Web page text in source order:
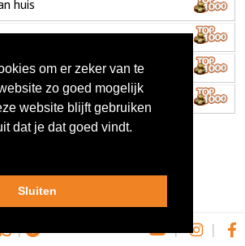
huis
de kroeg
| | |
om er zeker van te
zo goed mogelijk
website blijft gebruiken
dat je dat goed vindt.
Sluiten